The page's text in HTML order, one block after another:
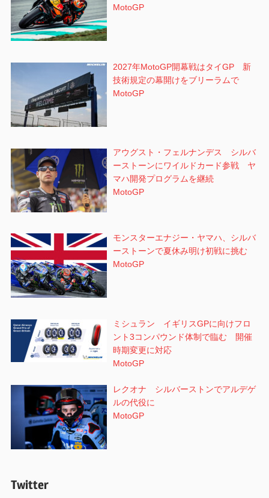
MotoGP
2027年MotoGP開幕戦はタイGP 新
技術規定の幕開けをブリーラムで
MotoGP
アウグスト・フェルナンデス シルバ
ーストーンにワイルドカード参戦 ヤ
マハ開発プログラムを継続
MotoGP
モンスターエナジー・ヤマハ、シルバ
ーストーンで夏休み明け初戦に挑む
MotoGP
ミシュラン イギリスGPに向けフロ
ント3コンパウンド体制で臨む 開催
時期変更に対応
MotoGP
レクオナ シルバーストンでアルデゲ
ルの代役に
MotoGP
Twitter